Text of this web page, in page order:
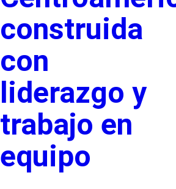
construida
con
liderazgo y
trabajo en
equipo